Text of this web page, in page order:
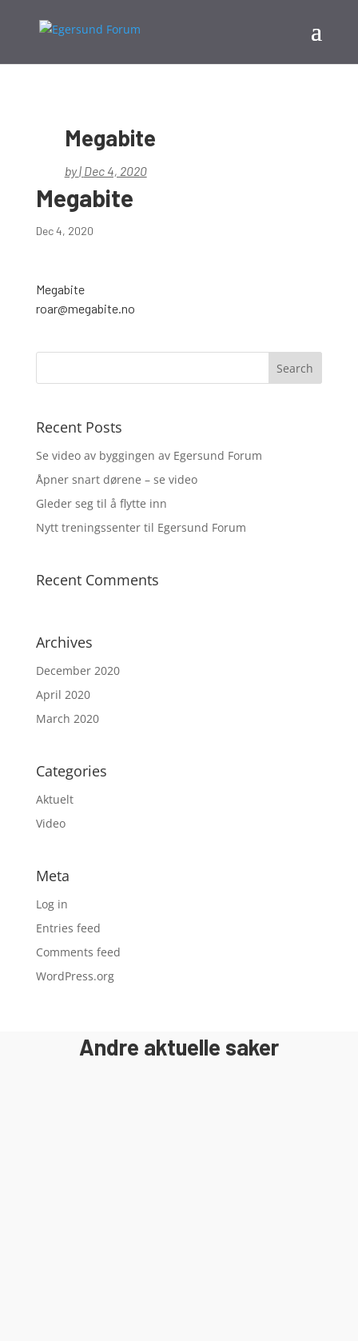
Megabite
by| Dec 4, 2020
Megabite
Dec 4, 2020
Megabite
roar@megabite.no
Recent Posts
Se video av byggingen av Egersund Forum
Åpner snart dørene – se video
Gleder seg til å flytte inn
Nytt treningssenter til Egersund Forum
Recent Comments
Archives
December 2020
April 2020
March 2020
Categories
Aktuelt
Video
Meta
Log in
Entries feed
Comments feed
WordPress.org
Andre aktuelle saker